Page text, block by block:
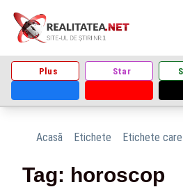
Plus Star
Acasă Etichete Etichete
Tag: horoscop